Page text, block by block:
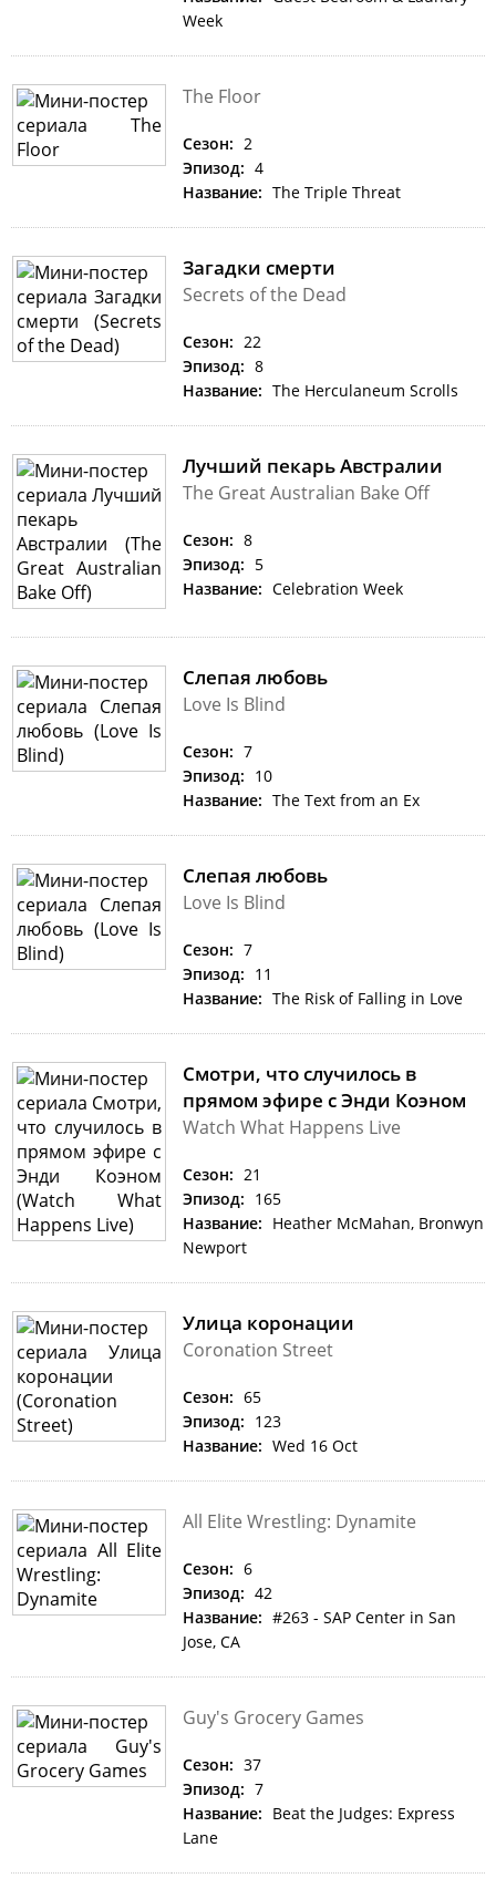
Week
The Floor
Сезон: 2
Эпизод: 4
Название: The Triple Threat
Загадки смерти
Secrets of the Dead
Сезон: 22
Эпизод: 8
Название: The Herculaneum Scrolls
Лучший пекарь Австралии
The Great Australian Bake Off
Сезон: 8
Эпизод: 5
Название: Celebration Week
Слепая любовь
Love Is Blind
Сезон: 7
Эпизод: 10
Название: The Text from an Ex
Слепая любовь
Love Is Blind
Сезон: 7
Эпизод: 11
Название: The Risk of Falling in Love
Смотри, что случилось в
прямом эфире с Энди Коэном
Watch What Happens Live
Сезон: 21
Эпизод: 165
Название: Heather McMahan, Bronwyn
Newport
Улица коронации
Coronation Street
Сезон: 65
Эпизод: 123
Название: Wed 16 Oct
All Elite Wrestling: Dynamite
Сезон: 6
Эпизод: 42
Название: #263 - SAP Center in San
Jose, CA
Guy's Grocery Games
Сезон: 37
Эпизод: 7
Название: Beat the Judges: Express
Lane